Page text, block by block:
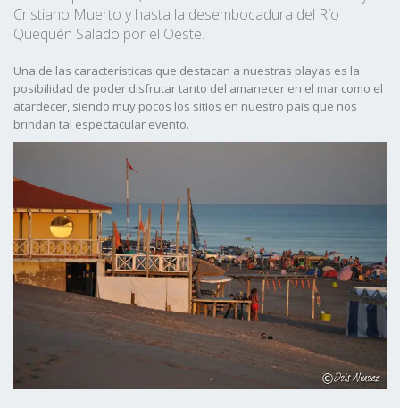
Cristiano Muerto y hasta la desembocadura del Río
Quequén Salado por el Oeste.
Una de las características que destacan a nuestras playas es la
posibilidad de poder disfrutar tanto del amanecer en el mar como el
atardecer, siendo muy pocos los sitios en nuestro pais que nos
brindan tal espectacular evento.